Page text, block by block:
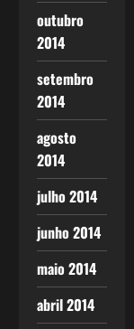
outubro
2014
setembro
2014
agosto
2014
julho 2014
junho 2014
maio 2014
abril 2014